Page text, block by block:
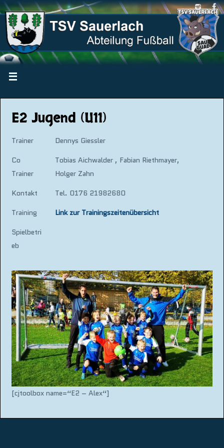
E2 Jugend (U11)
Trainer
Dennys Giessler
Co
Trainer
Tobias Aichwalder , Fabian Riethmayer,
Holger Zahn
Kontakt
Tel. 0176 21982680
Training
Link zur Trainingszeitenübersicht
Spielbetri
eb
[cjtoolbox name=“E2 – Alex“]